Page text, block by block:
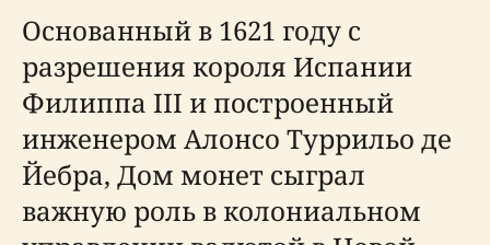
Основанный в 1621 году с
разрешения короля Испании
Филиппа III и построенный
инженером Алонсо Туррильо де
Йебра, Дом монет сыграл
важную роль в колониальном